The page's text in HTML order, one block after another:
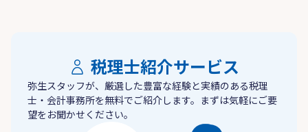
税理士紹介サービス
弥生スタッフが、厳選した豊富な経験と実績のある税理
士・会計事務所を無料でご紹介します。まずは気軽にご要
望をお聞かせください。